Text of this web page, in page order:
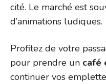
cité. Le marché est
d’animations ludiques.
Profitez de votre
pour prendre un café
continuer vos